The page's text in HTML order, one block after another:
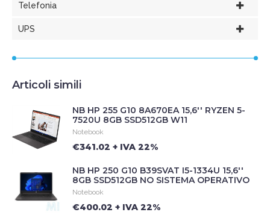
Telefonia
UPS
Articoli simili
NB HP 255 G10 8A670EA 15,6'' RYZEN 5-
7520U 8GB SSD512GB W11
Notebook
€341.02 + IVA 22%
NB HP 250 G10 B39SVAT I5-1334U 15,6''
8GB SSD512GB NO SISTEMA OPERATIVO
Notebook
€400.02 + IVA 22%